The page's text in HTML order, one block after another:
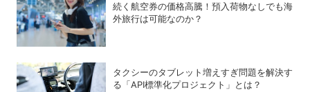
続く航空券の価格高騰！預入荷物なしでも海
外旅行は可能なのか？
タクシーのタブレット増えすぎ問題を解決す
る「API標準化プロジェクト」とは？